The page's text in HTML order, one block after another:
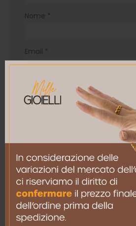
Nome *
Email *
Salva il mio nome, email e
browser per la prossima volta
RELATED PRODUCTS
ORECCHINI
Orecchini a lobo con